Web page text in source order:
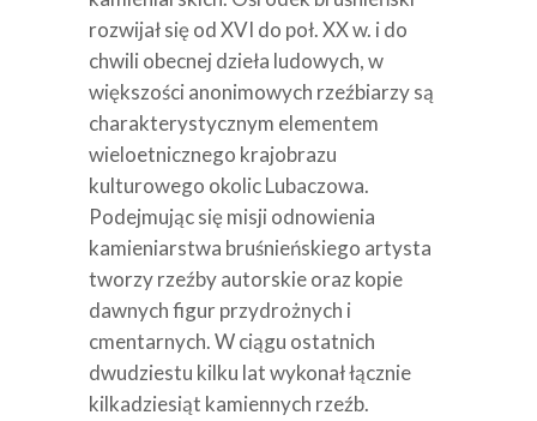
rozwijał się od XVI do poł. XX w. i do
chwili obecnej dzieła ludowych, w
większości anonimowych rzeźbiarzy są
charakterystycznym elementem
wieloetnicznego krajobrazu
kulturowego okolic Lubaczowa.
Podejmując się misji odnowienia
kamieniarstwa bruśnieńskiego artysta
tworzy rzeźby autorskie oraz kopie
dawnych figur przydrożnych i
cmentarnych. W ciągu ostatnich
dwudziestu kilku lat wykonał łącznie
kilkadziesiąt kamiennych rzeźb.